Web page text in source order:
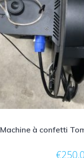
Machine à confetti
€